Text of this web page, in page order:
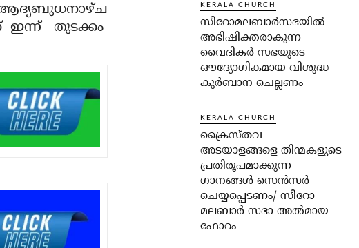
ഇന്ന് തുടക്കം
KERALA CHURCH
സീറോമലബാർസഭയിൽ
അഭിഷിക്തരാകുന്ന
വൈദികർ സഭയുടെ
ഔദ്യോഗികമായ വിശുദ്ധ
കുർബാന ചെല്ലണം
KERALA CHURCH
ക്രൈസ്തവ
അടയാളങ്ങളെ തിന്മകളുടെ
പ്രതിരൂപമാക്കുന്ന
ഗാനങ്ങൾ സെൻസർ
ചെയ്യപ്പെടണം/ സീറോ
മലബാർ സഭാ അൽമായ
ഫോറം